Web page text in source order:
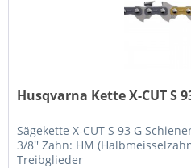
Husqvarna Kette X-CUT S
Sägekette X-CUT S 93 G
3/8'' Zahn: HM
Treibglieder